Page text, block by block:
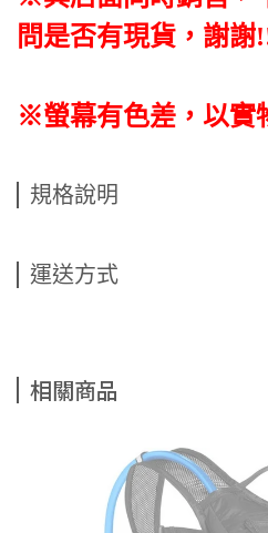
問是否有現貨，謝謝
※螢幕有色差，以實
規格說明
運送方式
相關商品